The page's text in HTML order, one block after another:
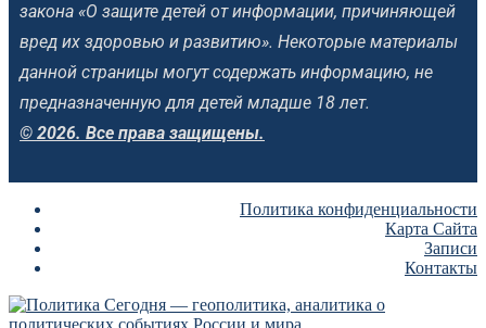
закона «О защите детей от информации, причиняющей
вред их здоровью и развитию». Некоторые материалы
данной страницы могут содержать информацию, не
предназначенную для детей младше 18 лет.
© 2026. Все права защищены.
Политика конфиденциальности
Карта Сайта
Записи
Контакты